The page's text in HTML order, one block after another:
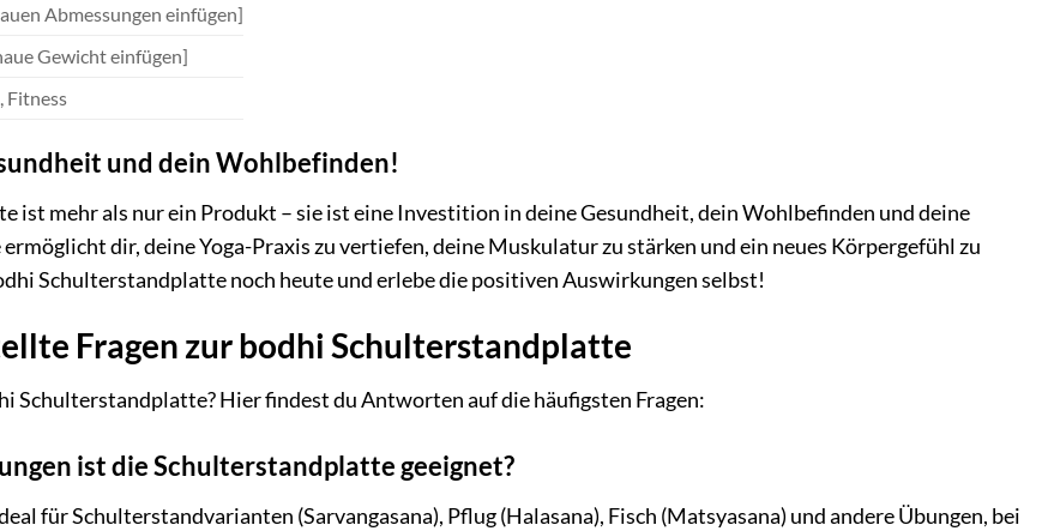
Abmessungen einfügen]
Gewicht einfügen]
Fitness
und dein Wohlbefinden!
ist mehr als nur ein Produkt – sie ist eine Investition in deine Gesundheit, dein Wohlbefinden und deine
dir, deine Yoga-Praxis zu vertiefen, deine Muskulatur zu stärken und ein neues Körpergefühl zu
Schulterstandplatte noch heute und erlebe die positiven Auswirkungen selbst!
Fragen zur bodhi Schulterstandplatte
Schulterstandplatte? Hier findest du Antworten auf die häufigsten Fragen:
ist die Schulterstandplatte geeignet?
für Schulterstandvarianten (Sarvangasana), Pflug (Halasana), Fisch (Matsyasana) und andere Übungen, bei